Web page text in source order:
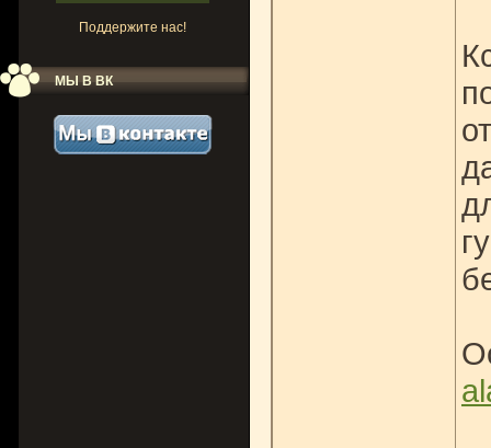
Поддержите нас!
МЫ В ВК